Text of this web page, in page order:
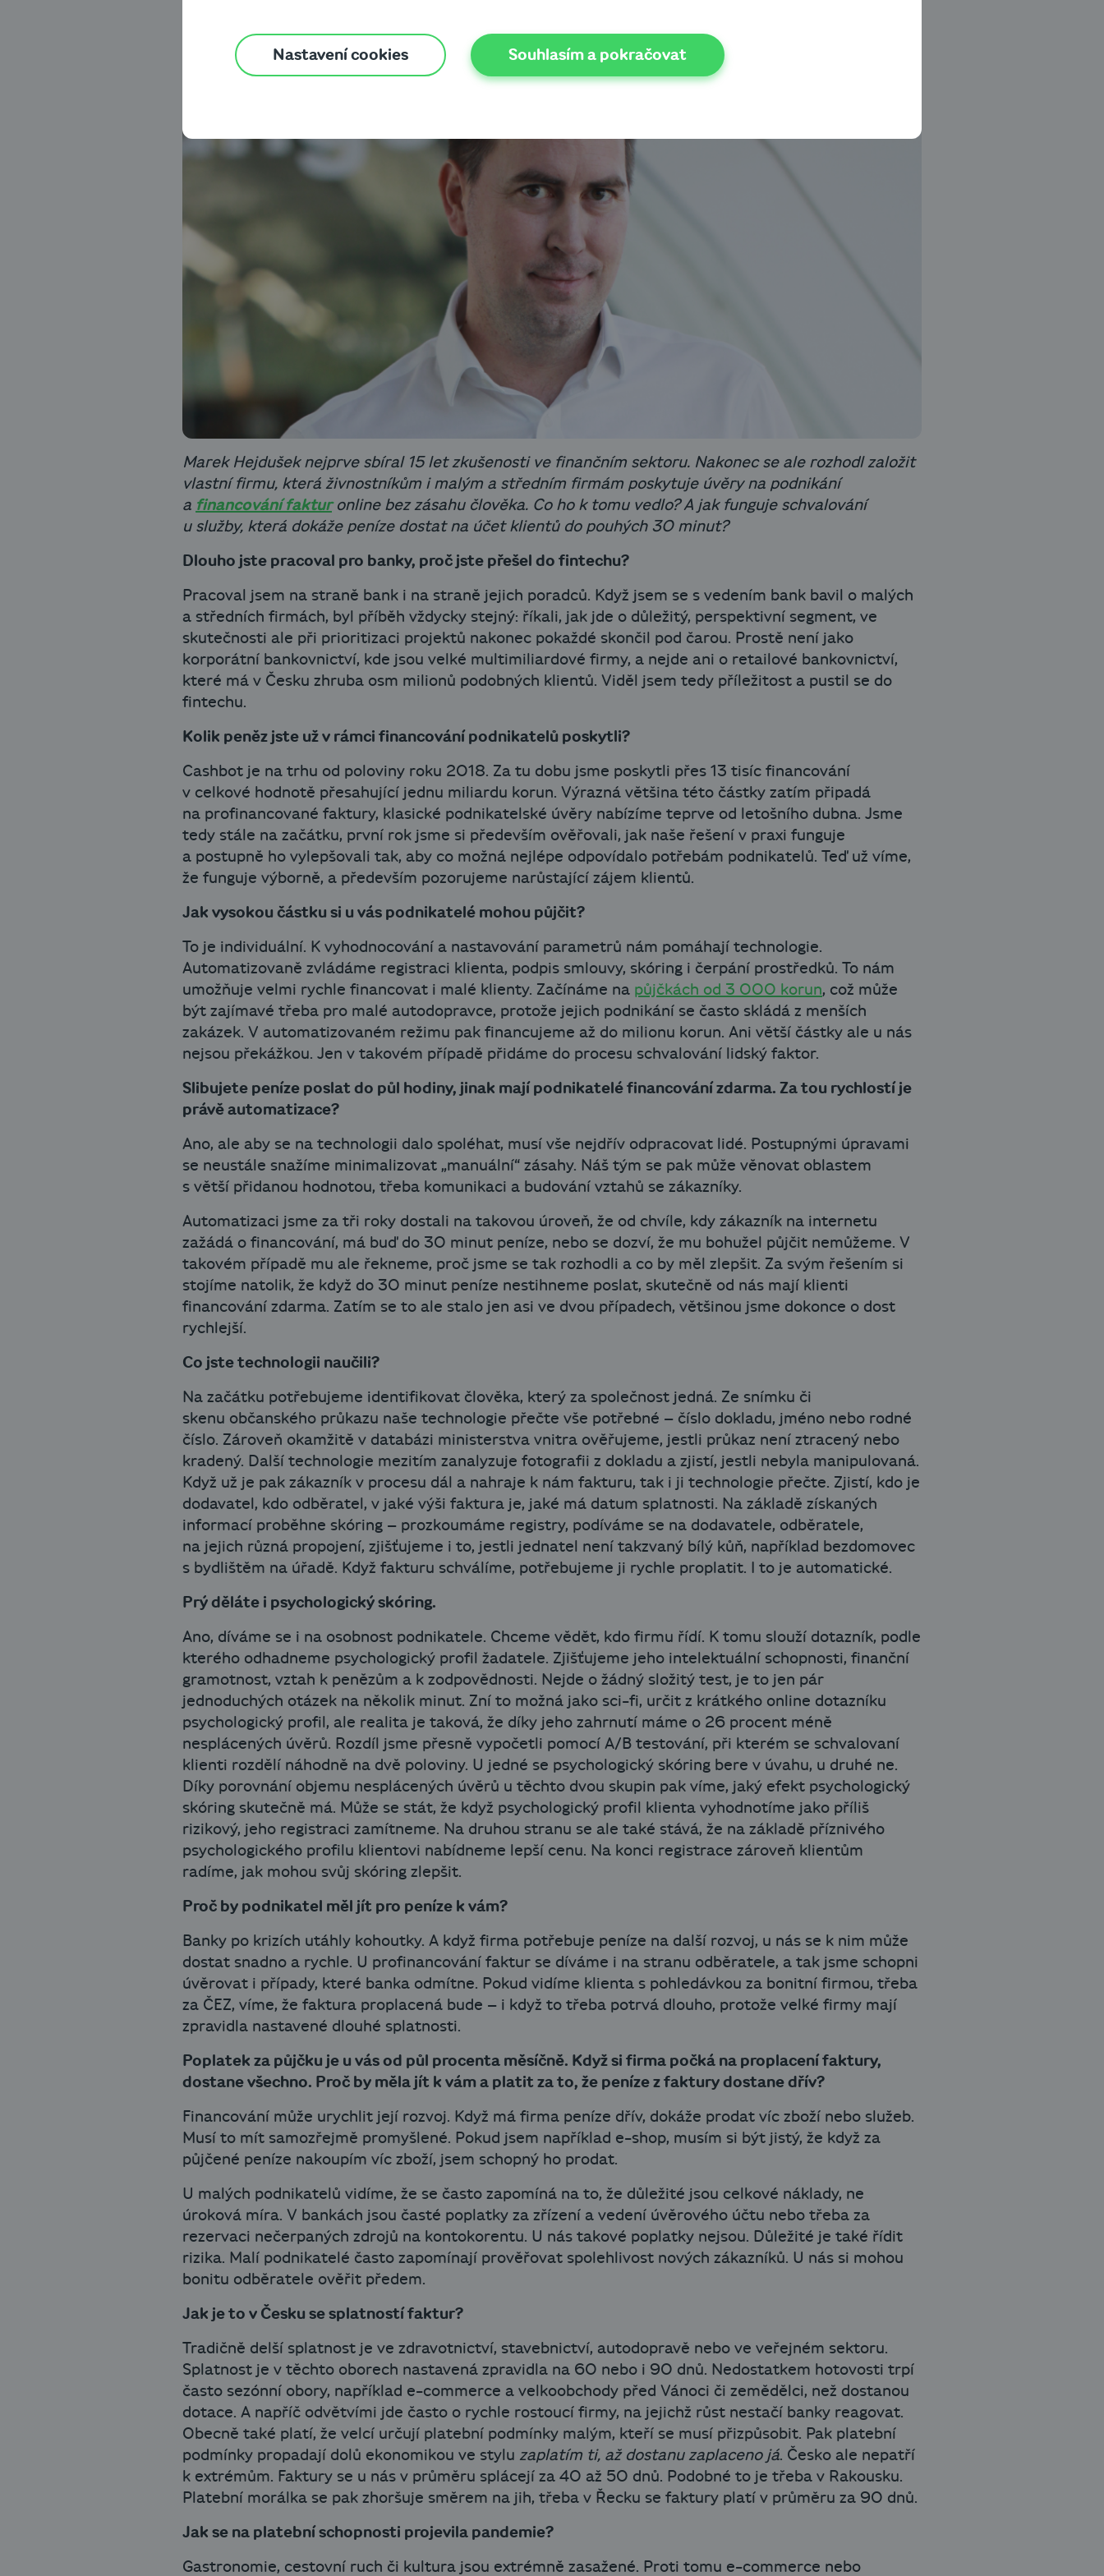
Marek Hejdušek nejprve sbíral 15 let zkušenosti ve finančním sektoru. Nakonec se ale rozhodl založit
vlastní firmu, která živnostníkům i malým a středním firmám poskytuje úvěry na podnikání
a financování fakturonline bez zásahu člověka. Co ho k tomu vedlo? A jak funguje schvalování
u služby, která dokáže peníze dostat na účet klientů do pouhých 30 minut?
Dlouho jste pracoval pro banky, proč jste přešel do fintechu?
Pracoval jsem na straně bank i na straně jejich poradců. Když jsem se s vedením bank bavil o malých
a středních firmách, byl příběh vždycky stejný: říkali, jak jde o důležitý, perspektivní segment, ve
skutečnosti ale při prioritizaci projektů nakonec pokaždé skončil pod čarou. Prostě není jako
korporátní bankovnictví, kde jsou velké multimiliardové firmy, a nejde ani o retailové bankovnictví,
které má v Česku zhruba osm milionů podobných klientů. Viděl jsem tedy příležitost a pustil se do
fintechu.
Kolik peněz jste už v rámci financování podnikatelů poskytli?
Cashbot je na trhu od poloviny roku 2018. Za tu dobu jsme poskytli přes 13 tisíc financování
v celkové hodnotě přesahující jednu miliardu korun. Výrazná většina této částky zatím připadá
na profinancované faktury, klasické podnikatelské úvěry nabízíme teprve od letošního dubna. Jsme
tedy stále na začátku, první rok jsme si především ověřovali, jak naše řešení v praxi funguje
a postupně ho vylepšovali tak, aby co možná nejlépe odpovídalo potřebám podnikatelů. Teď už víme,
že funguje výborně, a především pozorujeme narůstající zájem klientů.
Jak vysokou částku si u vás podnikatelé mohou půjčit?
To je individuální. K vyhodnocování a nastavování parametrů nám pomáhají technologie.
Automatizovaně zvládáme registraci klienta, podpis smlouvy, skóring i čerpání prostředků. To nám
umožňuje velmi rychle financovat i malé klienty. Začínáme na půjčkách od 3 000 korun, což může
být zajímavé třeba pro malé autodopravce, protože jejich podnikání se často skládá z menších
zakázek. V automatizovaném režimu pak financujeme až do milionu korun. Ani větší částky ale u nás
nejsou překážkou. Jen v takovém případě přidáme do procesu schvalování lidský faktor.
Slibujete peníze poslat do půl hodiny, jinak mají podnikatelé financování zdarma. Za tou rychlostí je
právě automatizace?
Ano, ale aby se na technologii dalo spoléhat, musí vše nejdřív odpracovat lidé. Postupnými úpravami
se neustále snažíme minimalizovat „manuální“ zásahy. Náš tým se pak může věnovat oblastem
s větší přidanou hodnotou, třeba komunikaci a budování vztahů se zákazníky.
Automatizaci jsme za tři roky dostali na takovou úroveň, že od chvíle, kdy zákazník na internetu
zažádá o financování, má buď do 30 minut peníze, nebo se dozví, že mu bohužel půjčit nemůžeme. V
takovém případě mu ale řekneme, proč jsme se tak rozhodli a co by měl zlepšit. Za svým řešením si
stojíme natolik, že když do 30 minut peníze nestihneme poslat, skutečně od nás mají klienti
financování zdarma. Zatím se to ale stalo jen asi ve dvou případech, většinou jsme dokonce o dost
rychlejší.
Co jste technologii naučili?
Na začátku potřebujeme identifikovat člověka, který za společnost jedná. Ze snímku či
skenu občanského průkazu naše technologie přečte vše potřebné – číslo dokladu, jméno nebo rodné
číslo. Zároveň okamžitě v databázi ministerstva vnitra ověřujeme, jestli průkaz není ztracený nebo
kradený. Další technologie mezitím zanalyzuje fotografii z dokladu a zjistí, jestli nebyla manipulovaná.
Když už je pak zákazník v procesu dál a nahraje k nám fakturu, tak i ji technologie přečte. Zjistí, kdo je
dodavatel, kdo odběratel, v jaké výši faktura je, jaké má datum splatnosti. Na základě získaných
informací proběhne skóring – prozkoumáme registry, podíváme se na dodavatele, odběratele,
na jejich různá propojení, zjišťujeme i to, jestli jednatel není takzvaný bílý kůň, například bezdomovec
s bydlištěm na úřadě. Když fakturu schválíme, potřebujeme ji rychle proplatit. I to je automatické.
Prý děláte i psychologický skóring.
Ano, díváme se i na osobnost podnikatele. Chceme vědět, kdo firmu řídí. K tomu slouží dotazník, podle
kterého odhadneme psychologický profil žadatele. Zjišťujeme jeho intelektuální schopnosti, finanční
gramotnost, vztah k penězům a k zodpovědnosti. Nejde o žádný složitý test, je to jen pár
jednoduchých otázek na několik minut. Zní to možná jako sci-fi, určit z krátkého online dotazníku
psychologický profil, ale realita je taková, že díky jeho zahrnutí máme o 26 procent méně
nesplácených úvěrů. Rozdíl jsme přesně vypočetli pomocí A/B testování, při kterém se schvalovaní
klienti rozdělí náhodně na dvě poloviny. U jedné se psychologický skóring bere v úvahu, u druhé ne.
Díky porovnání objemu nesplácených úvěrů u těchto dvou skupin pak víme, jaký efekt psychologický
skóring skutečně má. Může se stát, že když psychologický profil klienta vyhodnotíme jako příliš
rizikový, jeho registraci zamítneme. Na druhou stranu se ale také stává, že na základě příznivého
psychologického profilu klientovi nabídneme lepší cenu. Na konci registrace zároveň klientům
radíme, jak mohou svůj skóring zlepšit.
Proč by podnikatel měl jít pro peníze k vám?
Banky po krizích utáhly kohoutky. A když firma potřebuje peníze na další rozvoj, u nás se k nim může
dostat snadno a rychle. U profinancování faktur se díváme i na stranu odběratele, a tak jsme schopni
úvěrovat i případy, které banka odmítne. Pokud vidíme klienta s pohledávkou za bonitní firmou, třeba
za ČEZ, víme, že faktura proplacená bude – i když to třeba potrvá dlouho, protože velké firmy mají
zpravidla nastavené dlouhé splatnosti.
Poplatek za půjčku je u vás od půl procenta měsíčně. Když si firma počká na proplacení faktury,
dostane všechno. Proč by měla jít k vám a platit za to, že peníze z faktury dostane dřív?
Financování může urychlit její rozvoj. Když má firma peníze dřív, dokáže prodat víc zboží nebo služeb.
Musí to mít samozřejmě promyšlené. Pokud jsem například e-shop, musím si být jistý, že když za
půjčené peníze nakoupím víc zboží, jsem schopný ho prodat.
U malých podnikatelů vidíme, že se často zapomíná na to, že důležité jsou celkové náklady, ne
úroková míra. V bankách jsou časté poplatky za zřízení a vedení úvěrového účtu nebo třeba za
rezervaci nečerpaných zdrojů na kontokorentu. U nás takové poplatky nejsou. Důležité je také řídit
rizika. Malí podnikatelé často zapomínají prověřovat spolehlivost nových zákazníků. U nás si mohou
bonitu odběratele ověřit předem.
Jak je to v Česku se splatností faktur?
Tradičně delší splatnost je ve zdravotnictví, stavebnictví, autodopravě nebo ve veřejném sektoru.
Splatnost je v těchto oborech nastavená zpravidla na 60 nebo i 90 dnů. Nedostatkem hotovosti trpí
často sezónní obory, například e-commerce a velkoobchody před Vánoci či zemědělci, než dostanou
dotace. A napříč odvětvími jde často o rychle rostoucí firmy, na jejichž růst nestačí banky reagovat.
Obecně také platí, že velcí určují platební podmínky malým, kteří se musí přizpůsobit. Pak platební
podmínky propadají dolů ekonomikou ve stylu zaplatím ti, až dostanu zaplaceno já. Česko ale nepatří
k extrémům. Faktury se u nás v průměru splácejí za 40 až 50 dnů. Podobné to je třeba v Rakousku.
Platební morálka se pak zhoršuje směrem na jih, třeba v Řecku se faktury platí v průměru za 90 dnů.
Jak se na platební schopnosti projevila pandemie?
Gastronomie, cestovní ruch či kultura jsou extrémně zasažené. Proti tomu e-commerce nebo
Nastavení cookies Souhlasím a pokračovat